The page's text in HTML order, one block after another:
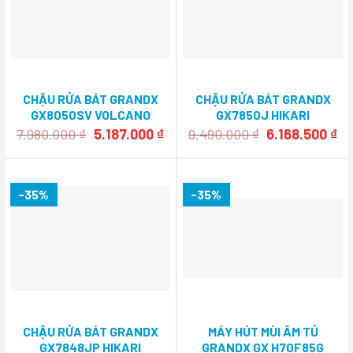
CHẬU RỬA BÁT GRANDX
GX8050SV VOLCANO
7.980.000₫ Giá
5.187.000 ₫Giá
5.187.000 ₫.
CHẬU RỬA BÁT GRANDX
GX7850J HIKARI
9.490.000₫ Giá
6.168.500 ₫
-35%
CHẬU RỬA BÁT GRANDX
GX7848JP HIKARI
-35%
MÁY HÚT MÙI ÂM TỦ
GRANDX GX H70F85G